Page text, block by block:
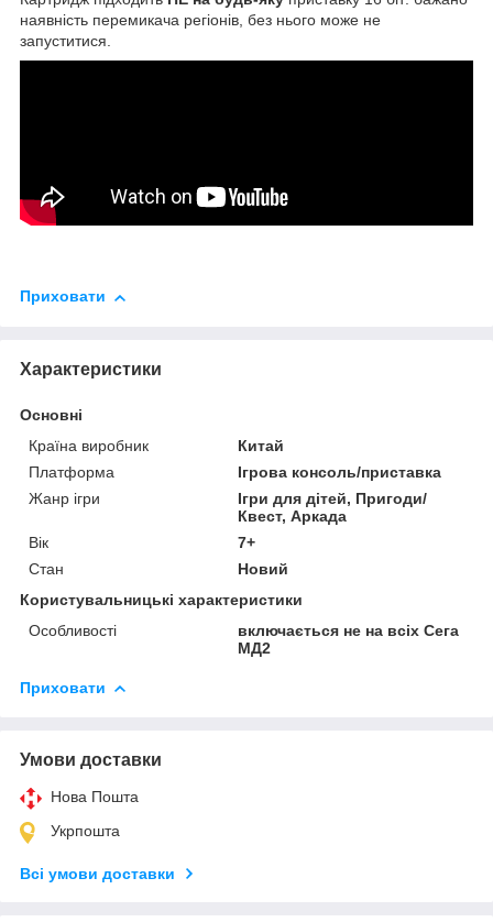
наявність перемикача регіонів, без нього може не
запуститися.
Приховати
Характеристики
Основні
Країна виробник
Китай
Платформа
Ігрова консоль/приставка
Жанр ігри
Ігри для дітей, Пригоди/
Квест, Аркада
Вік
7+
Стан
Новий
Користувальницькі характеристики
Особливості
включається не на всіх Сега
МД2
Приховати
Умови доставки
Нова Пошта
Укрпошта
Всі умови доставки